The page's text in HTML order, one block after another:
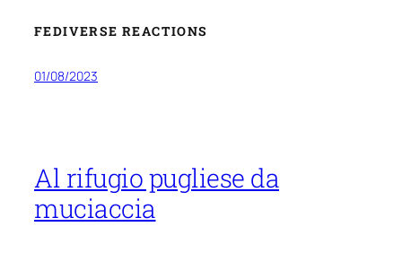
FEDIVERSE REACTIONS
01/08/2023
Al rifugio pugliese da
muciaccia